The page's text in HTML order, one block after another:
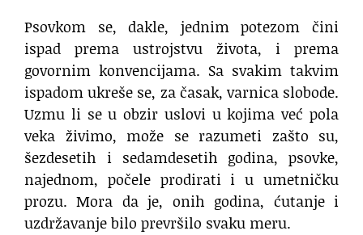
Psovkom se, dakle, jednim potezom čini
ispad prema ustrojstvu života, i prema
govornim konvencijama. Sa svakim takvim
ispadom ukreše se, za časak, varnica slobode.
Uzmu li se u obzir uslovi u kojima već pola
veka živimo, može se razumeti zašto su,
šezdesetih i sedamdesetih godina, psovke,
najednom, počele prodirati i u umetničku
prozu. Mora da je, onih godina, ćutanje i
uzdržavanje bilo prevršilo svaku meru.